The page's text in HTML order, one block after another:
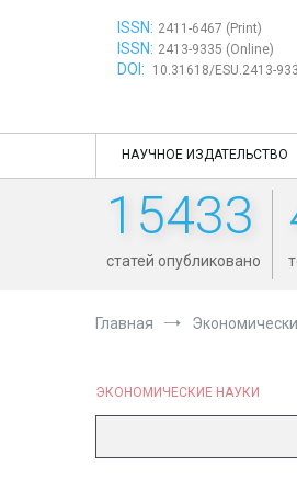
ISSN: 2411-6467 (Print)
ISSN: 2413-9335 (Online)
DOI: 10.31618/ESU.2413-
НАУЧНОЕ ИЗДАТЕЛЬСТВО
15433
статей опубликовано
Главная
ЭКОНОМИЧЕСКИЕ НАУКИ